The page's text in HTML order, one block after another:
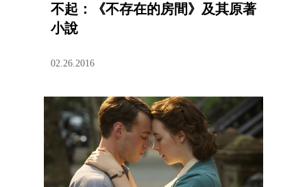
不起：《不存在的房間》及其原著
小說
02.26.2016